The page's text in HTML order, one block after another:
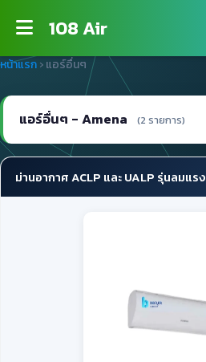
108 Air
หน้าแรก›แอร์อื่นๆ
แอร์อื่นๆ - Amena (2 รายการ)
ม่านอากาศ ACLP และ UALP รุ่นลมแรง